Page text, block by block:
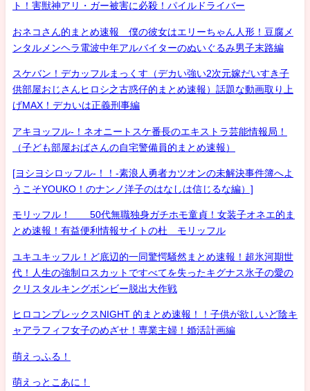
ト！害獣神アリ・ガー被害に必殺！パイルドライバー
おネコさん的まとめ速報 僕の彼女はエリーちゃん人形！豆腐メ
ンタルメンヘラ電波中年アルバイターのぬいぐるみ男子末路編
スケバン！デカッフルまっくす（デカい強い2次元嫁だいすき子
供部屋おじさんヒロシ之古惑仔的まとめ速報）話題な動画取り上
げMAX！デカいは正義刑事編
アキヨッフル-！ネオニートスケ番長のエキストラ芸能情報局！
（子ども部屋おばさんの自宅警備員的まとめ速報）
[ヨシヨシロッフル-！！-素浪人勇者カツオンの未解決事件簿へよ
うこそYOUKO！のナンノ洋子のはなしは信じるな編）]
モリッフル！ 50代無職独身ガチホモ童貞！女装子オネエ的ま
とめ速報！有益便利情報サイトの杜 モリッフル
ユキユキッフル！ど底辺的一同驚愕騒然まとめ速報！超氷河期世
代！人生の強制ロスカットですべてを失ったキグナス氷子の愛の
クリスタルキングボンビー脱出大作戦
ヒロコンプレックスNIGHT 的まとめ速報！！子供が欲しいど陰キ
ャアラフィフ女子のめざせ！専業主婦！婚活計画編
萌えっふる！
萌えっとこあに！